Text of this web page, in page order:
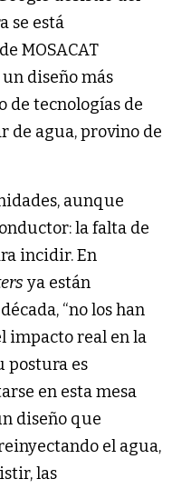
se está
MOSACAT
diseño más
de tecnologías de
de agua, provino de
aunque
la falta de
incidir. En
ya están
“no los han
impacto real en la
postura es
en esta mesa
diseño que
el agua,
las